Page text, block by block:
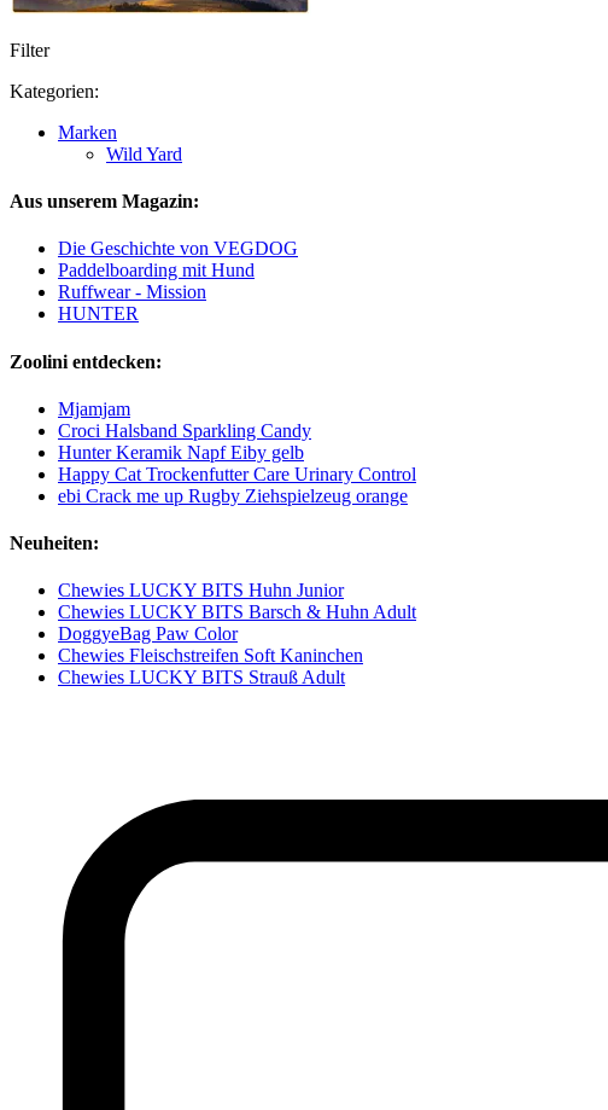
Filter
Kategorien:
Marken
Wild Yard
Aus unserem Magazin:
Die Geschichte von VEGDOG
Paddelboarding mit Hund
Ruffwear - Mission
HUNTER
Zoolini entdecken:
Mjamjam
Croci Halsband Sparkling Candy
Hunter Keramik Napf Eiby gelb
Happy Cat Trockenfutter Care Urinary Control
ebi Crack me up Rugby Ziehspielzeug orange
Neuheiten:
Chewies LUCKY BITS Huhn Junior
Chewies LUCKY BITS Barsch & Huhn Adult
DoggyeBag Paw Color
Chewies Fleischstreifen Soft Kaninchen
Chewies LUCKY BITS Strauß Adult